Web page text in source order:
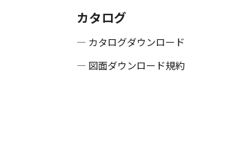
カタログ
― カタログダウンロード
― 図面ダウンロード規約